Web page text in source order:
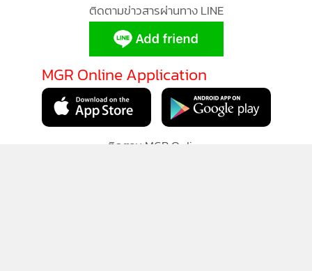
ติดตามข่าวสารผ่านทาง LINE
MGR Online Application
ติดตาม MGR Online
รับทราบ